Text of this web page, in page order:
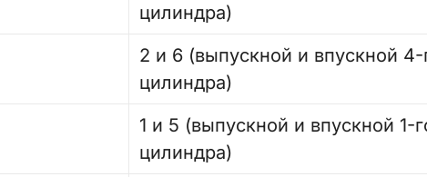
цилиндра)
2 и 6 (выпускной и впускной 4-
цилиндра)
1 и 5 (выпускной и впускной 1-
цилиндра)